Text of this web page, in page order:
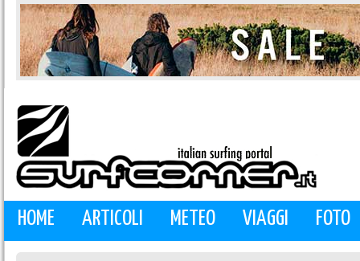
HOME ARTICOLI METEO VIAGGI FOTO